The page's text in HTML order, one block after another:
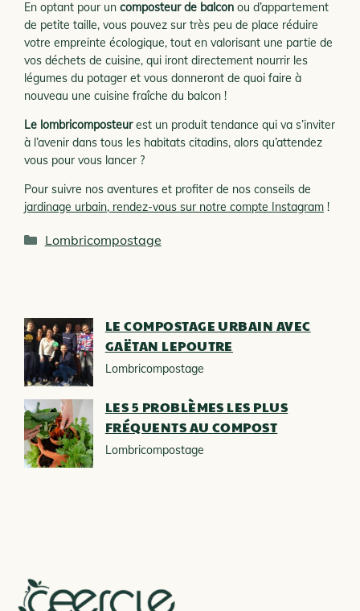
En optant pour un composteur de balcon ou d’appartement
de petite taille, vous pouvez sur très peu de place réduire
votre empreinte écologique, tout en valorisant une partie de
vos déchets de cuisine, qui iront directement nourrir les
légumes du potager et vous donneront de quoi faire à
nouveau une cuisine fraîche du balcon !
Le lombricomposteurest un produit tendance qui va s’inviter
à l’avenir dans tous les habitats citadins, alors qu’attendez
vous pour vous lancer ?
Pour suivre nos aventures et profiter de nos conseils de
jardinage urbain, rendez-vous sur notre compte Instagram !
Catégories
Lombricompostage
LE COMPOSTAGE URBAIN AVEC
GAËTAN LEPOUTRE
Lombricompostage
LES 5 PROBLÈMES LES PLUS
FRÉQUENTS AU COMPOST
Lombricompostage